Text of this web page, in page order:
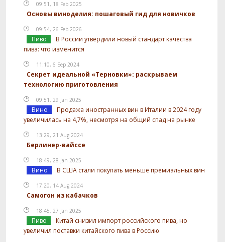
09:51, 18 Feb 2025
Основы виноделия: пошаговый гид для новичков
09:54, 26 Feb 2026
Пиво
В России утвердили новый стандарт качества
пива: что изменится
11:10, 6 Sep 2024
Секрет идеальной «Терновки»: раскрываем
технологию приготовления
09:51, 29 Jan 2025
Вино
Продажа иностранных вин в Италии в 2024 году
увеличилась на 4,7%, несмотря на общий спад на рынке
13:29, 21 Aug 2024
Берлинер-вайссе
18:49, 28 Jan 2025
Вино В США стали покупать меньше премиальных вин
17:20, 14 Aug 2024
Самогон из кабачков
18:45, 27 Jan 2025
Пиво
Китай снизил импорт российского пива, но
увеличил поставки китайского пива в Россию